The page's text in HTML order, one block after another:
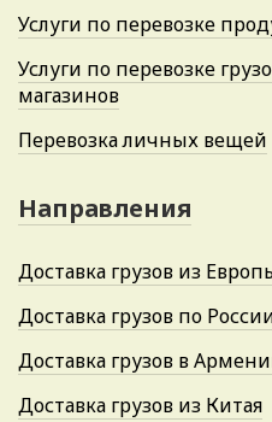
Услуги по перевозке
Услуги по перевозке
магазинов
Перевозка личных вещей
Направления
Доставка грузов из
Доставка грузов по
Доставка грузов в
Доставка грузов из Китая